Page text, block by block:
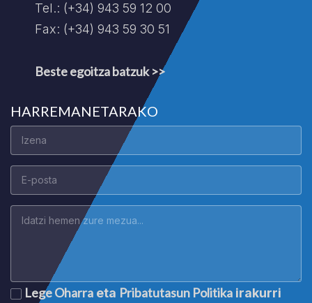
Tel.: (+34) 943 59 12 00
Fax: (+34) 943 59 30 51
Beste egoitza batzuk >>
HARREMANETARAKO
Lege Oharra eta Pribatutasun Politika irakurri